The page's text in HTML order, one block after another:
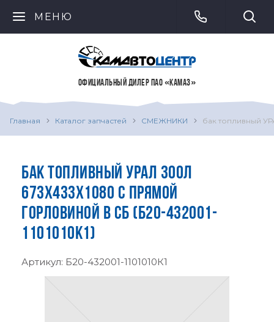
МЕНЮ
ОФИЦИАЛЬНЫЙ ДИЛЕР ПАО «КАМАЗ»
Главная Каталог запчастей СМЕЖНИКИ бак топливный
БАК ТОПЛИВНЫЙ УРАЛ 300Л
673Х433Х1080 С ПРЯМОЙ
ГОРЛОВИНОЙ В СБ (Б20-432001-
1101010К1)
Артикул: Б20-432001-1101010К1